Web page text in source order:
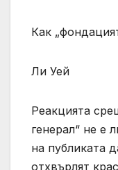
Как
Ли Уей
Реакцията
генерал“ не е
на публиката
отхвърлят